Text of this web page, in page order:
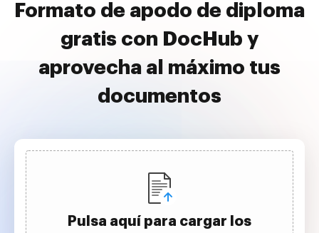
Formato de apodo de diploma
gratis con DocHub y
aprovecha al máximo tus
documentos
Pulsa aquí para cargar los